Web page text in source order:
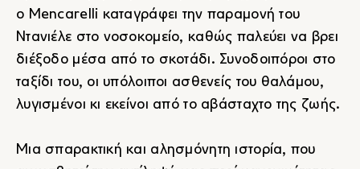
ο Mencarelli καταγράφει την παραμονή του
Ντανιέλε στο νοσοκομείο, καθώς παλεύει να βρει
διέξοδο μέσα από το σκοτάδι. Συνοδοιπόροι στο
ταξίδι του, οι υπόλοιποι ασθενείς του θαλάμου,
λυγισμένοι κι εκείνοι από το αβάσταχτο της ζωής.
Μια σπαρακτική και αλησμόνητη ιστορία, που